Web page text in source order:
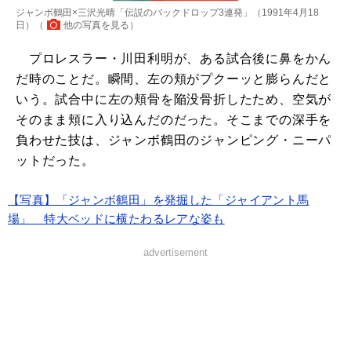
ジャンボ鶴田×三沢光晴「伝説のバックドロップ3連発」（1991年4月18
日）（
他の写真を見る ）
プロレスラー・川田利明が、ある試合後に鼻をかん
だ時のことだ。瞬間、左の頬がプクーッと膨らんだと
いう。試合中に左の頬骨を陥没骨折したため、空気が
そのまま頬に入り込んだのだった。そこまでの深手を
負わせた技は、ジャンボ鶴田のジャンピング・ニーパ
ットだった。
【写真】「ジャンボ鶴田」を発掘した「ジャイアント馬
場」 特大ベッドに横たわるレアな姿も
advertisement